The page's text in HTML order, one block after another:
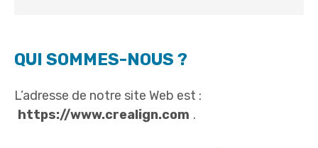
QUI SOMMES-NOUS ?
L’adresse de notre site Web est :
https://www.crealign.com .